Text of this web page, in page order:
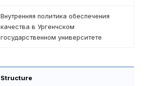
Внутренняя политика обеспечения
качества в Ургенчском
государственном университете
Structure